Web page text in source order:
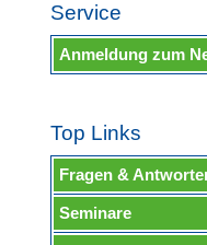
Service
Anmeldung zum
Top Links
Fragen &
Seminare